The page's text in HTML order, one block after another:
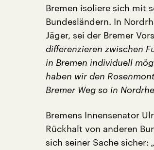
Bremen isoliere sich mit
Bundesländern. In
Jäger, sei der Bremer
differenzieren zwischen
in Bremen individuell
haben wir den
Bremer Weg so in
Bremens Innensenator
Rückhalt von anderen
sich seiner Sache sicher: